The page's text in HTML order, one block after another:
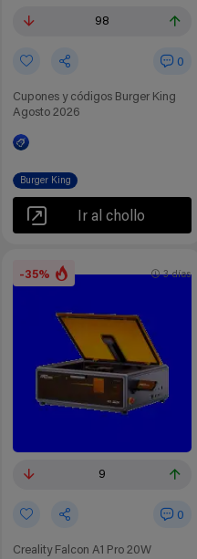
98
0
Cupones y códigos Burger King
Agosto 2026
Burger King
Ir al chollo
-35%
9
0
Creality Falcon A1 Pro 20W
3 días